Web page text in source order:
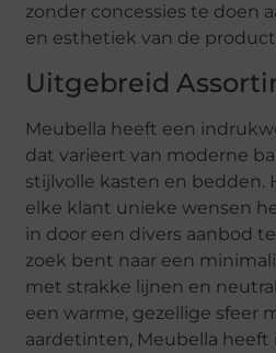
zonder concessies te doen
en esthetiek van de
Uitgebreid
Meubella heeft een
dat varieert van moderne
stijlvolle kasten en
elke klant unieke wensen
in door een divers aanbod
zoek bent naar een
met strakke lijnen en
een warme, gezellige sfeer
aardetinten, Meubella heeft